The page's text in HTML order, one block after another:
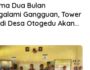
Dua Bulan
Gangguan, Tower
Desa Otogedu Akan